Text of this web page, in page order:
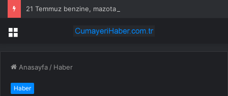
Menü
Anasayfa / Haber
Haber